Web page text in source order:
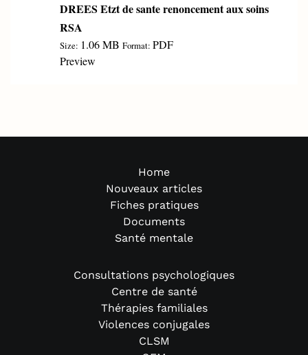
DREES Etzt de sante renoncement aux soins
RSA
Size: 1.06 MB Format: PDF
Preview
Home
Nouveaux articles
Fiches pratiques
Documents
Santé mentale
Consultations psychologiques
Centre de santé
Thérapies familiales
Violences conjugales
CLSM